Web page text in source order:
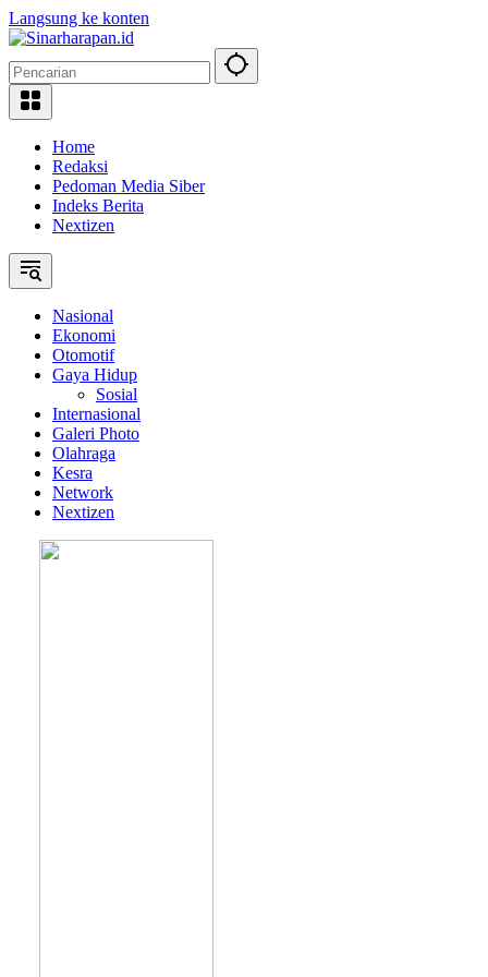
Langsung ke konten
Home
Redaksi
Pedoman Media Siber
Indeks Berita
Nextizen
Nasional
Ekonomi
Otomotif
Gaya Hidup
Sosial
Internasional
Galeri Photo
Olahraga
Kesra
Network
Nextizen